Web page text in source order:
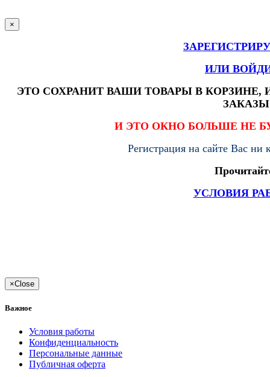
×
ИЛИ
ЭТО СОХРАНИТ ВАШИ ТОВАРЫ В
ЗАКАЗЫ
И ЭТО ОКНО БОЛЬШЕ НЕ
Регистрация на сайте Вас ни
УСЛОВИЯ
×Close
Важное
Условия работы
Конфиденциальность
Персональные данные
Публичная оферта